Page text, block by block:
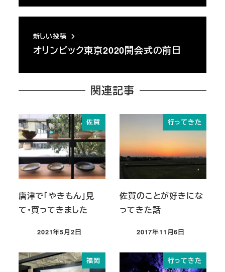
新しい投稿
オリンピック東京2020開会式の前日
関連記事
佐賀
唐津で「やきもん」見
て・買ってきました
投稿日
2021年5月2日
行ってきた
佐賀のことが好きにな
ってきた話
投稿日
2017年11月6日
福岡 行ってきた